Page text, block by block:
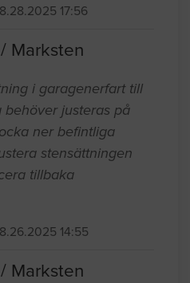
17:56
Marksten
i garagenerfart till
behöver justeras på
ner befintliga
stensättningen
tillbaka
14:55
Marksten